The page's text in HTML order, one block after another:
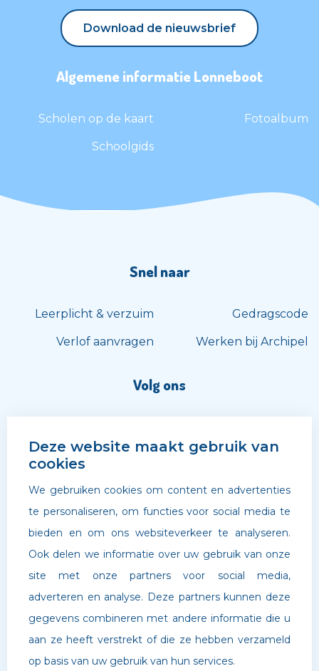
Download de nieuwsbrief
Download de nieuwsbrief
Algemene informatie Lonneboot
Scholen op de kaart
Schoolgids
Fotoalbum
Snel naar
Leerplicht & verzuim
Verlof aanvragen
Gedragscode
Werken bij Archipel
Volg ons
©Archipel Scholen. Website doorBoldr Digital Agency
Privacybeleid
Deze website maakt gebruik van
cookies
We gebruiken cookies om content en advertenties
te personaliseren, om functies voor social media te
bieden en om ons websiteverkeer te analyseren.
Ook delen we informatie over uw gebruik van onze
site met onze partners voor social media,
adverteren en analyse. Deze partners kunnen deze
gegevens combineren met andere informatie die u
aan ze heeft verstrekt of die ze hebben verzameld
op basis van uw gebruik van hun services.